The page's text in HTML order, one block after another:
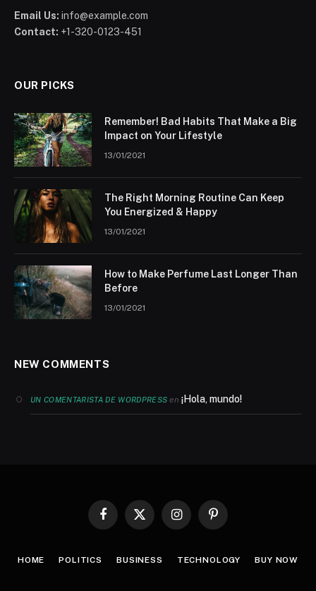
Email Us: info@example.com
Contact: +1-320-0123-451
OUR PICKS
Remember! Bad Habits That Make a Big
Impact on Your Lifestyle
13/01/2021
The Right Morning Routine Can Keep
You Energized & Happy
13/01/2021
How to Make Perfume Last Longer Than
Before
13/01/2021
NEW COMMENTS
UN COMENTARISTA DE WORDPRESS en¡Hola, mundo!
Facebook
X
InstagramPinterest
HOME POLITICS BUSINESS TECHNOLOGY BUY NOW